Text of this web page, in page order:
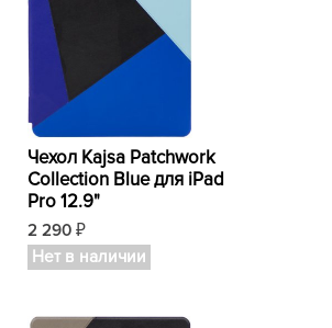
Чехол Kajsa Patchwork
Collection Blue для iPad
Pro 12.9"
2 290 ₽
Нет в наличии